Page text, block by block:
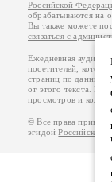
Российской
обрабатываются на
Вы также можете
связаться с
Ежедневная
посетителей,
страниц по данным
от этого текста. В
просмотров и
© Все права
эгидойРоссийского